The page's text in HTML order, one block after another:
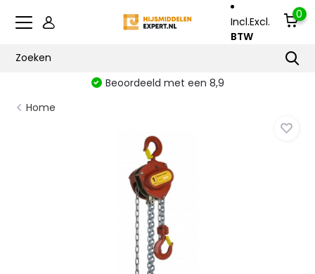
Incl.Excl.
BTW
0
Beoordeeld met een 8,9
Home